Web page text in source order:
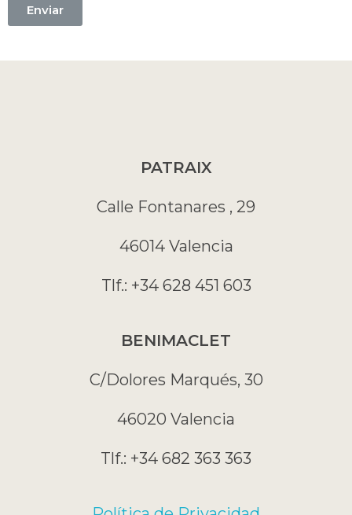
Enviar
PATRAIX
Calle Fontanares , 29
46014 Valencia
Tlf.: +34 628 451 603
BENIMACLET
C/Dolores Marqués, 30
46020 Valencia
Tlf.: +34 682 363 363